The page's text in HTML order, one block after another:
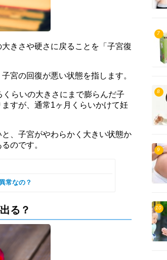
きさや硬さに戻ることを「子宮復
宮の回復が悪い状態を指します。
らいの大きさにまで膨らんだ子
すが、通常1ヶ月くらいかけて妊
、子宮がやわらかく大きい状態か
のです。
常なの？
る？
7
8
9
10